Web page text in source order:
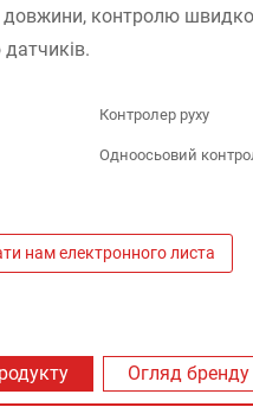
контролю
Контролер руху
Одноосьовий
нам електронного листа
Огляд бренду